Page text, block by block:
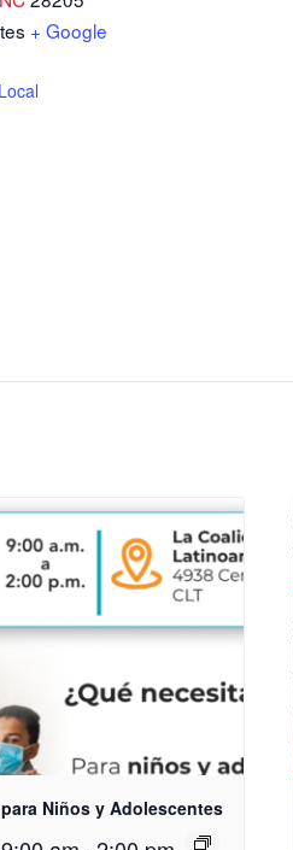
+ Google
Niños y Adolescentes